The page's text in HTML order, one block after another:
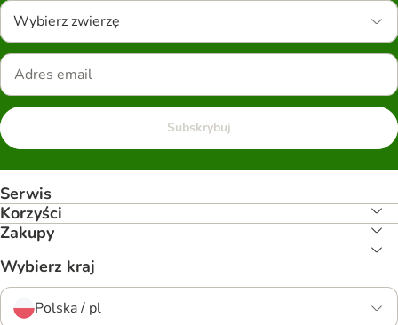
Wybierz zwierzę
Subskrybuj
Serwis
Korzyści
Zakupy
Wybierz kraj
Polska / pl